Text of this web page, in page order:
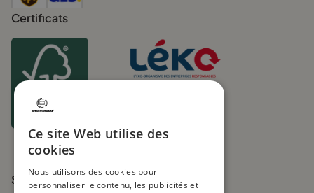
Certificats
Suivez-nous
Ce site Web utilise des
cookies
Nous utilisons des cookies pour
personnaliser le contenu, les publicités et